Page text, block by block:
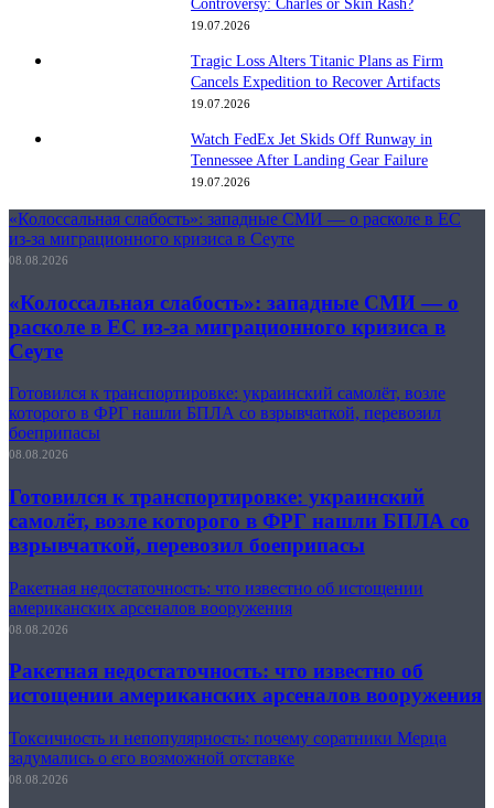
Controversy: Charles or Skin Rash?
19.07.2026
Tragic Loss Alters Titanic Plans as Firm
Cancels Expedition to Recover Artifacts
19.07.2026
Watch FedEx Jet Skids Off Runway in
Tennessee After Landing Gear Failure
19.07.2026
«Колоссальная слабость»: западные СМИ — о расколе в ЕС
из-за миграционного кризиса в Сеуте
08.08.2026
«Колоссальная слабость»: западные СМИ — о
расколе в ЕС из-за миграционного кризиса в
Сеуте
Готовился к транспортировке: украинский самолёт, возле
которого в ФРГ нашли БПЛА со взрывчаткой, перевозил
боеприпасы
08.08.2026
Готовился к транспортировке: украинский
самолёт, возле которого в ФРГ нашли БПЛА со
взрывчаткой, перевозил боеприпасы
Ракетная недостаточность: что известно об истощении
американских арсеналов вооружения
08.08.2026
Ракетная недостаточность: что известно об
истощении американских арсеналов вооружения
Токсичность и непопулярность: почему соратники Мерца
задумались о его возможной отставке
08.08.2026